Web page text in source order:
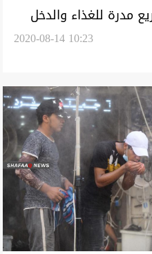
مدرة للغذاء والدخل
2020-08-14 10:23